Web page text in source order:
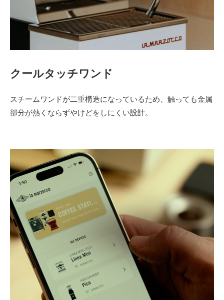
クールタッチワンド
スチームワンドが二重構造になっているため、​触っても金属
部分が熱くならずやけどをしにくい設計。